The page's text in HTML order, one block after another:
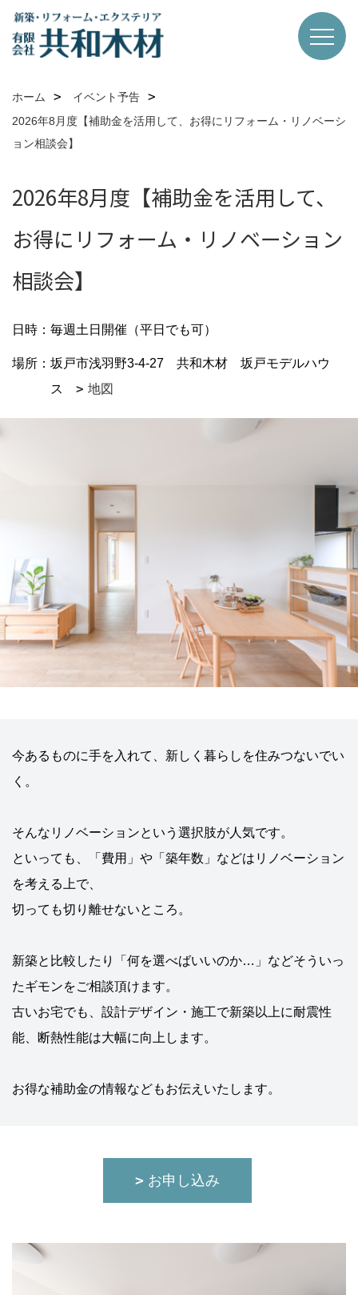
ホーム
イベント予告
2026年8月度【補助金を活用して、お得にリフォーム・リノベーシ
ョン相談会】
2026年8月度【補助金を活用して、
お得にリフォーム・リノベーション
相談会】
日時：毎週土日開催（平日でも可）
場所：坂戸市浅羽野3-4-27 共和木材 坂戸モデルハウ
ス
地図
今あるものに手を入れて、新しく暮らしを住みつないでい
く。
そんなリノベーションという選択肢が人気です。
といっても、「費用」や「築年数」などはリノベーション
を考える上で、
切っても切り離せないところ。
新築と比較したり「何を選べばいいのか…」などそういっ
たギモンをご相談頂けます。
古いお宅でも、設計デザイン・施工で新築以上に耐震性
能、断熱性能は大幅に向上します。
お得な補助金の情報などもお伝えいたします。
お申し込み